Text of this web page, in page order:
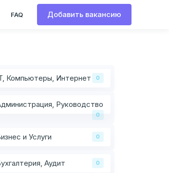
FAQ Добавить вакансию
Компьютеры, Интернет 0
Руководство
0
и Услуги 0
Аудит 0